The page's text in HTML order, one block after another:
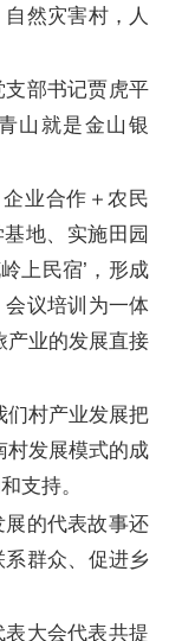
然灾害村，人
支部书记贾虎平
山就是金山银
业合作＋农民
地、实施田园
上民宿’，形成
议培训为一体
产业的发展直接
们村产业发展把
村发展模式的成
支持。
的代表故事还
群众、促进乡
大会代表共提